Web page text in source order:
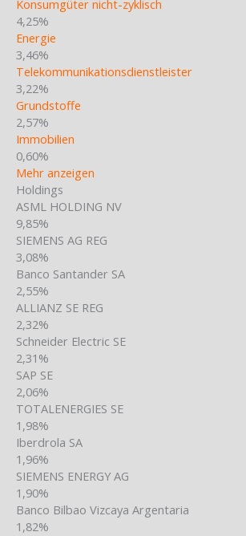
Konsumgüter nicht-zyklisch
4,25%
Energie
3,46%
Telekommunikationsdienstleister
3,22%
Grundstoffe
2,57%
Immobilien
0,60%
Mehr anzeigen
Holdings
ASML HOLDING NV
9,85%
SIEMENS AG REG
3,08%
Banco Santander SA
2,55%
ALLIANZ SE REG
2,32%
Schneider Electric SE
2,31%
SAP SE
2,06%
TOTALENERGIES SE
1,98%
Iberdrola SA
1,96%
SIEMENS ENERGY AG
1,90%
Banco Bilbao Vizcaya Argentaria
1,82%